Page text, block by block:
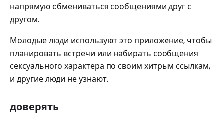
напрямую обмениваться сообщениями друг с
другом.
Молодые люди используют это приложение, чтобы
планировать встречи или набирать сообщения
сексуального характера по своим хитрым ссылкам,
и другие люди не узнают.
доверять